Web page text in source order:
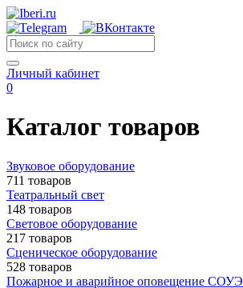
Личный кабинет
0
Каталог товаров
Звуковое оборудование
711 товаров
Театральный свет
148 товаров
Световое оборудование
217 товаров
Сценическое оборудование
528 товаров
Пожарное и аварийное оповещение СОУЭ